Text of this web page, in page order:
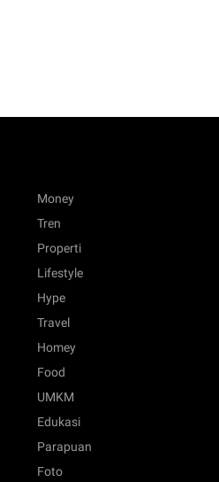
Money
Tren
Properti
Lifestyle
Hype
Travel
Homey
Food
UMKM
Edukasi
Parapuan
Foto